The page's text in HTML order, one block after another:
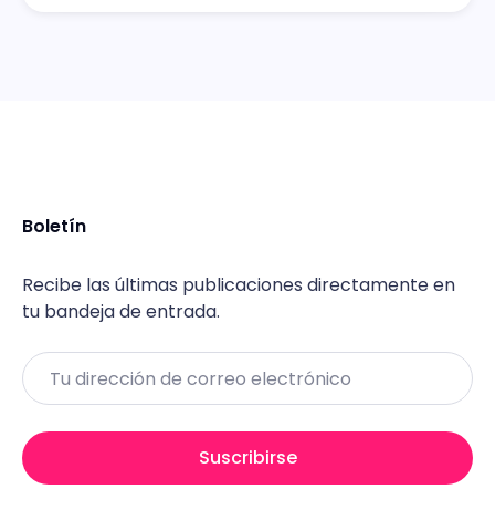
Boletín
Recibe las últimas publicaciones directamente en
tu bandeja de entrada.
Email
Suscribirse